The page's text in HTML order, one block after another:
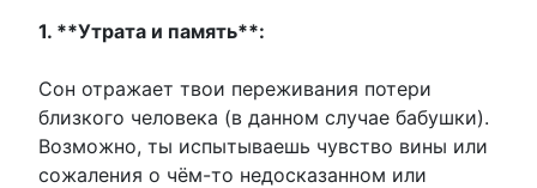
1. **Утрата и память**:
Сон отражает твои переживания потери
близкого человека (в данном случае бабушки).
Возможно, ты испытываешь чувство вины или
сожаления о чём-то недосказанном или